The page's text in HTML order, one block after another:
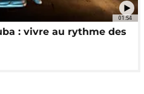
01:54
: vivre au rythme des